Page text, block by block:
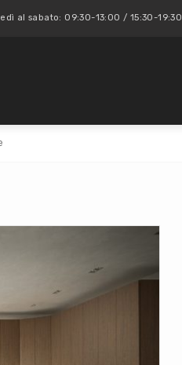
al sabato: 09:30-13:00 / 15:30-19:30